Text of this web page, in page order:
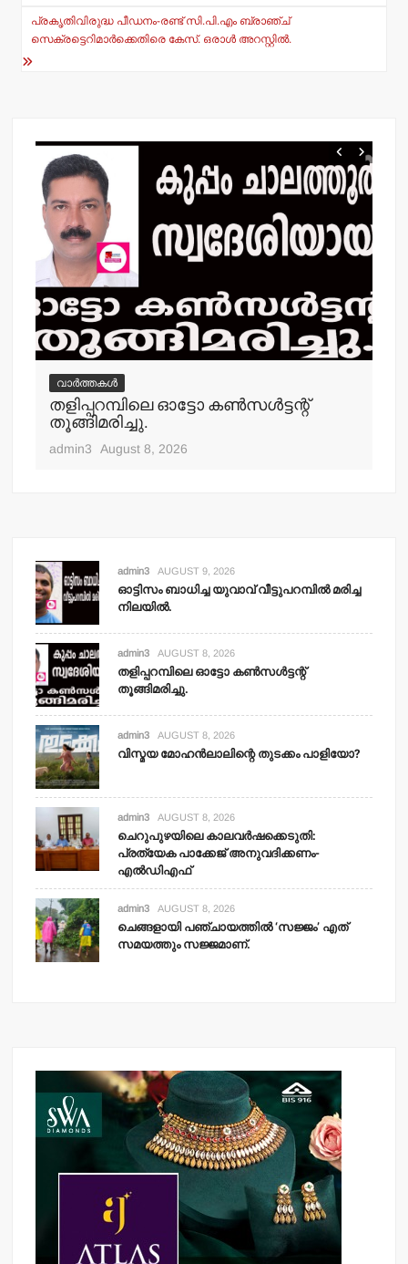
k
പ്രകൃതിവിരുദ്ധ പീഡനം-രണ്ട് സി.പി.എം ബ്രാഞ്ച്
സെക്രട്ടെറിമാര്‍ക്കെതിരെ കേസ്. ഒരാള്‍ അറസ്റ്റില്‍.
വാർത്തകൾ
തളിപ്പറമ്പിലെ ഓട്ടോ കണ്‍സള്‍ട്ടന്റ്
തൂങ്ങിമരിച്ചു.
admin3 August 8, 2026
admin3 AUGUST 9, 2026
ഓട്ടിസം ബാധിച്ച യുവാവ് വീട്ടുപറമ്പില്‍ മരിച്ച
നിലയില്‍.
admin3 AUGUST 8, 2026
തളിപ്പറമ്പിലെ ഓട്ടോ കണ്‍സള്‍ട്ടന്റ്
തൂങ്ങിമരിച്ചു.
admin3 AUGUST 8, 2026
വിസ്മയ മോഹന്‍ലാലിന്റെ തുടക്കം പാളിയോ?
admin3 AUGUST 8, 2026
ചെറുപുഴയിലെ കാലവര്‍ഷക്കെടുതി:
പ്രത്യേക പാക്കേജ് അനുവദിക്കണം-
എല്‍ഡിഎഫ്
admin3 AUGUST 8, 2026
ചെങ്ങളായി പഞ്ചായത്തില്‍ ‘സജ്ജം’ എത്
സമയത്തും സജ്ജമാണ്.